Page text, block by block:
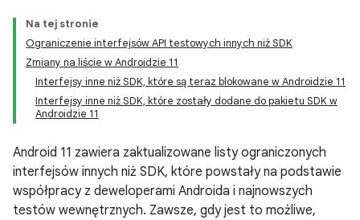
Na tej stronie
Ograniczenie interfejsów API testowych innych niż SDK
Zmiany na liście w Androidzie 11
Interfejsy inne niż SDK, które są teraz blokowane w Androidzie 11
Interfejsy inne niż SDK, które zostały dodane do pakietu SDK w
Androidzie 11
Android 11 zawiera zaktualizowane listy ograniczonych
interfejsów innych niż SDK, które powstały na podstawie
współpracy z deweloperami Androida i najnowszych
testów wewnętrznych. Zawsze, gdy jest to możliwe,